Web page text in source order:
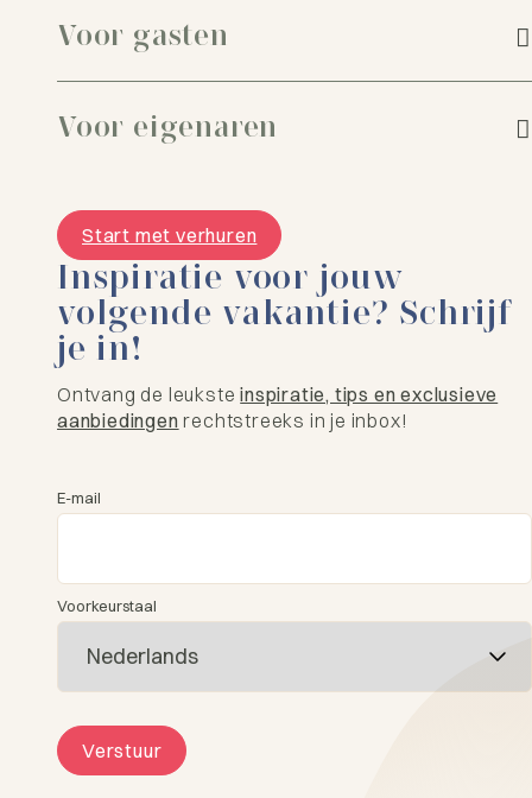
Voor gasten
Voor eigenaren
Start met verhuren
Inspiratie voor jouw
volgende vakantie? Schrijf
je in!
Ontvang de leuksteinspiratie, tips en exclusieve
aanbiedingen rechtstreeks in je inbox!
E-mail
Voorkeurstaal
Verstuur